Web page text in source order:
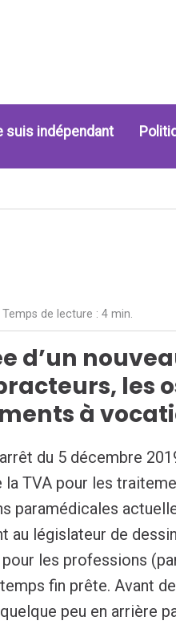
suis indépendant
| Temps de lecture :4 min.
d’un
les
à
du 5 décembre
la TVA pour les
paramédicales
au législateur de
pour les professions
fin prête. Avant
peu en arrière